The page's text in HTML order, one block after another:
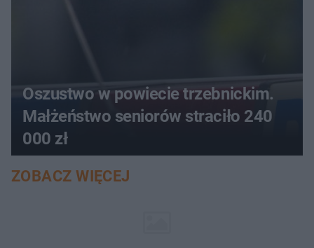
Oszustwo w powiecie trzebnickim.
Małżeństwo seniorów straciło 240
000 zł
ZOBACZ WIĘCEJ